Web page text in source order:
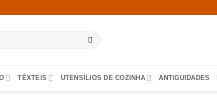
TÊXTEIS UTENSÍLIOS DE COZINHA ANTIGUIDADES